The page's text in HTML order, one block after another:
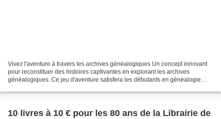
Vivez l'aventure à travers les archives généalogiques Un concept innovant
pour reconstituer des histoires captivantes en explorant les archives
généalogiques. Ce jeu d'aventure satisfera les débutants en généalogie
10 livres à 10 € pour les 80 ans de la Librairie de